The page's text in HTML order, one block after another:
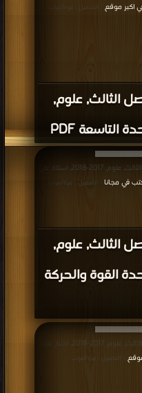
الثالث, علوم,
اكبر موقع | التحميل : مرة/مرات
الثالث, علوم,
وحدة القوة والحركة
قراءة و تحميل كتاب كتاب الصف الثالث, الفصل الثالث, علوم, 2017-2018, اسئلة على
في مجانا | التحميل : مرة/مرات
قراءة و تحميل كتاب كتاب الصف الثالث, الفصل الثالث, علوم, 2017-2018, اختبار علوم
| التحميل : مرة/مرات